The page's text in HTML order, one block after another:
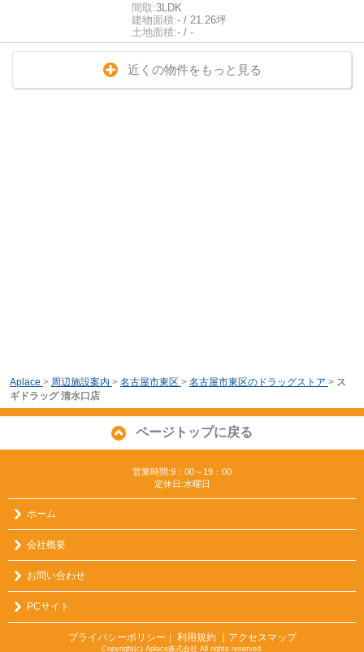
間取:3LDK
建物面積:- / 21.26坪
土地面積:- / -
近くの物件をもっと見る
Aplace > 周辺施設案内 > 名古屋市東区 > 名古屋市東区のドラッグストア > ス
ギドラッグ 清水口店
ページトップに戻る
営業時間:9：00～19：00
定休日:水曜日
ホーム
会社概要
お問い合わせ
PCサイト
プライバシーポリシー ｜ 利用規約 ｜アクセスマップ
Copyright(c) Aplace株式会社 All rights reserved.